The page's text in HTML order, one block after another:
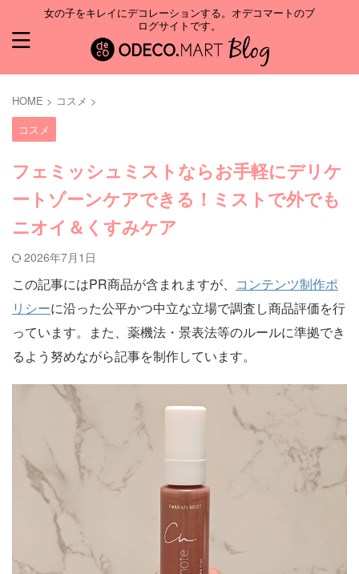
女の子をキレイにデコレーションする。オデコマートのブ
ログサイトです。
HOME > コスメ >
コスメ
フェミッシュミストならお手軽にデリケ
ートゾーンケアできる！ミストで外でも
ニオイ＆くすみケア
2026年7月1日
この記事にはPR商品が含まれますが、 コンテンツ制作ポ
リシーに沿った公平かつ中立な立場で調査し商品評価を行
っています。また、薬機法・景表法等のルールに準拠でき
るよう努めながら記事を制作しています。